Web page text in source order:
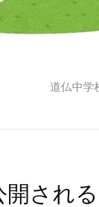
道仏中学
開され